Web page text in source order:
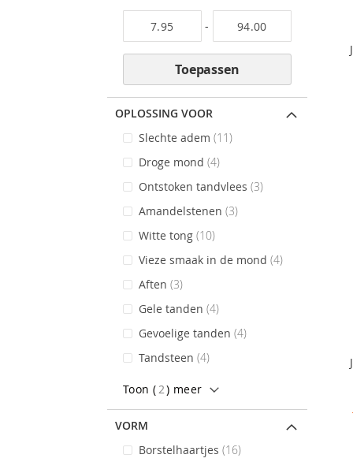
-
Toepassen
OPLOSSING VOOR
Slechte adem 11
items
Droge mond 4
items
Ontstoken tandvlees 3
items
Amandelstenen 3
items
Witte tong 10
items
Vieze smaak in de mond 4
items
Aften 3
items
Gele tanden 4
items
Gevoelige tanden 4
items
Tandsteen 4
items
Toon (2) meer
VORM
Borstelhaartjes 16
items